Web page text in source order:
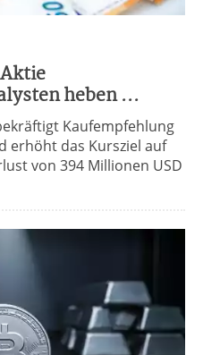
heben ...
Kaufempfehlung
erhöht das Kursziel auf
von 394 Millionen USD